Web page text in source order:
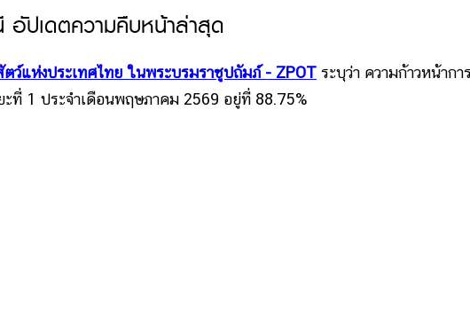
ปเดตความคืบหน้าล่าสุด
ว์แห่งประเทศไทย ในพระบรมราชูปถัมภ์ - ZPOT ระบุว่า ความก้าวหน้ากา
ะที่ 1 ประจำเดือนพฤษภาคม 2569 อยู่ที่ 88.75%